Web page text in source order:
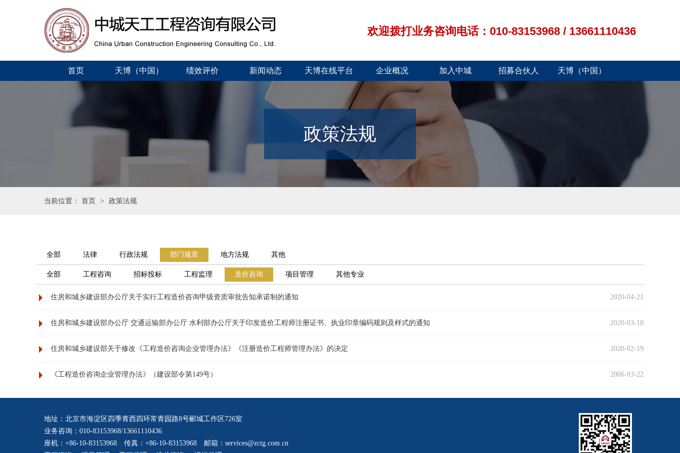
欢迎拨打业务咨询电话：010-83153968 / 13661110436
首页 天博（中国） 绩效评价 新闻动态 天博在线平台 企业概况 加入中城 招募合伙人 天博（中国）
政策法规
当前位置： 首页 > 政策法规
全部 法律 行政法规 部门规章 地方法规 其他
全部 工程咨询 招标投标 工程监理 造价咨询 项目管理 其他专业
2020-04-21
住房和城乡建设部办公厅关于实行工程造价咨询甲级资质审批告知承诺制的通知
2020-03-18
住房和城乡建设部办公厅 交通运输部办公厅 水利部办公厅关于印发造价工程师注册证书、执业印章编码规则及样式的通知
2020-02-19
住房和城乡建设部关于修改《工程造价咨询企业管理办法》《注册造价工程师管理办法》的决定
2006-03-22
《工程造价咨询企业管理办法》（建设部令第149号）
地址：北京市海淀区四季青西四环常青园路8号郦城工作区726室
业务咨询：010-83153968/13661110436
座机：+86-10-83153968 传真：+86-10-83153968 邮箱：services@zctg.com.cn